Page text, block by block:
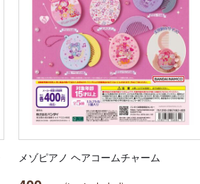
メゾピアノ ヘアコームチャーム